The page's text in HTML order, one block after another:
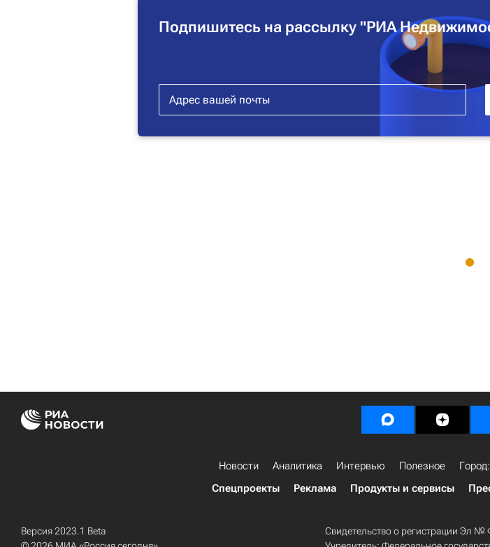
Подпишитесь на рассылку "РИА
Новости Аналитика Интервью Полезное
Спецпроекты
Реклама Продукты и сервисы
Версия 2023.1 Beta
Свидетельство о регистрации Эл